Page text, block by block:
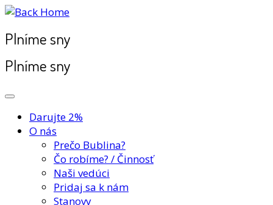
Plníme sny
Plníme sny
Darujte 2%
O nás
Prečo Bublina?
Čo robíme? / Činnosť
Naši vedúci
Pridaj sa k nám
Stanovy